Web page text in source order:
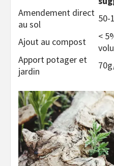
Amendement direct
au sol
50-
Ajout au compost
<
Apport potager et
jardin